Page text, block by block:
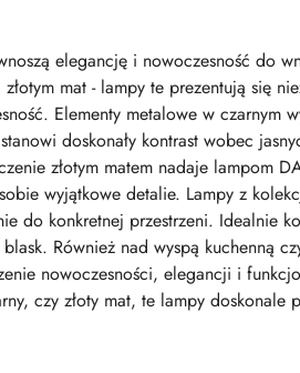
elegancję i nowoczesność do
mat - lampy te prezentują się
Elementy metalowe w czarnym
doskonały kontrast wobec
złotym matem nadaje lampom
wyjątkowe detalie. Lampy z
do konkretnej przestrzeni. Idealnie
Również nad wyspą kuchenną
nowoczesności, elegancji i
czy złoty mat, te lampy